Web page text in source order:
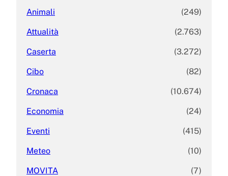
Animali (249)
Attualità (2.763)
Caserta (3.272)
Cibo (82)
Cronaca (10.674)
Economia (24)
Eventi (415)
Meteo (10)
MOVITA (7)